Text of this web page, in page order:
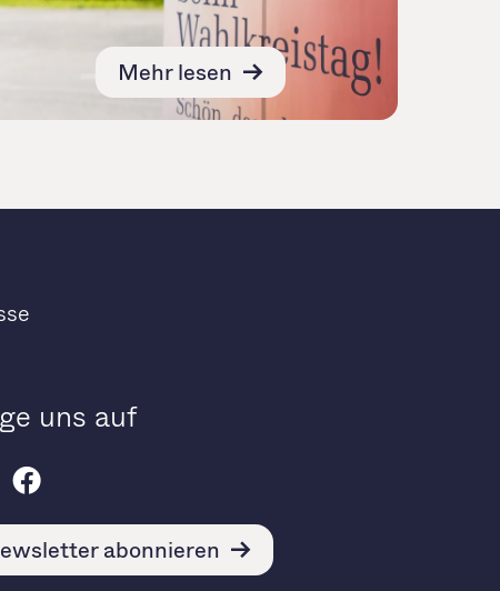
Mehr lesen
uns auf
abonnieren